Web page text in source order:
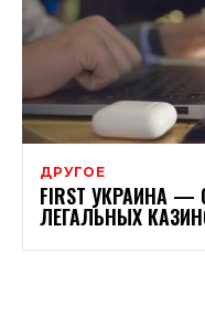
ДРУГОЕ
FIRST УКРАИНА
ЛЕГАЛЬНЫХ